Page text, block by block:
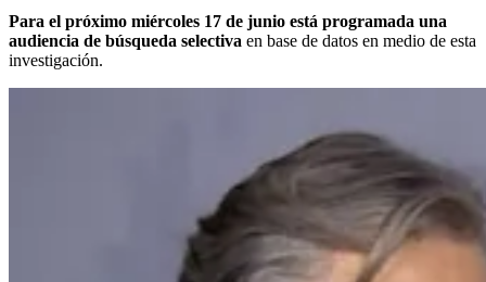
Para el próximo miércoles 17 de junio está programada una
audiencia de búsqueda selectiva en base de datos en medio de esta
investigación.